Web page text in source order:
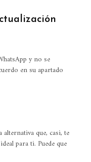
y no se
en su apartado
que, casi, te
para ti. Puede que